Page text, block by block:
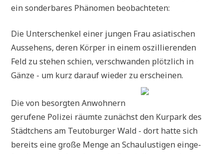
ein son­der­ba­res Phä­no­men beobachteten:
Die Unter­schen­kel einer jun­gen Frau asia­ti­schen
Aus­se­hens, deren Kör­per in einem oszil­lie­ren­den
Feld zu ste­hen schien, ver­schwan­den plötz­lich in
Gän­ze - um kurz dar­auf wie­der zu erscheinen.
Die von besorg­ten Anwoh­nern
geru­fe­ne Poli­zei räum­te zunächst den Kur­park des
Städt­chens am Teu­to­bur­ger Wald - dort hat­te sich
bereits eine gro­ße Men­ge an Schau­lu­sti­gen ein­ge­